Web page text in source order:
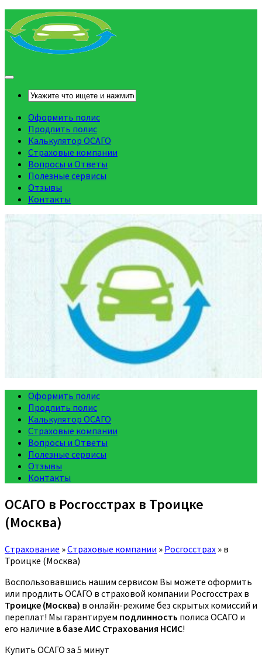
Оформить полис
Продлить полис
Калькулятор ОСАГО
Страховые компании
Вопросы и Ответы
Полезные сервисы
Отзывы
Контакты
Оформить полис
Продлить полис
Калькулятор ОСАГО
Страховые компании
Вопросы и Ответы
Полезные сервисы
Отзывы
Контакты
ОСАГО в Росгосстрах в Троицке
(Москва)
Страхование »Страховые компании » Росгосстрах » в
Троицке (Москва)
Воспользовавшись нашим сервисом Вы можете оформить
или продлить ОСАГО в страховой компании Росгосстрах в
Троицке (Москва) в онлайн-режиме без скрытых комиссий и
переплат! Мы гарантируем подлинность полиса ОСАГО и
его наличие в базе АИС Страхования НСИС!
Купить ОСАГО за 5 минут